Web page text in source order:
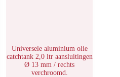
Universele aluminium olie
catchtank 2,0 ltr aansluitingen
Ø 13 mm / rechts
verchroomd.